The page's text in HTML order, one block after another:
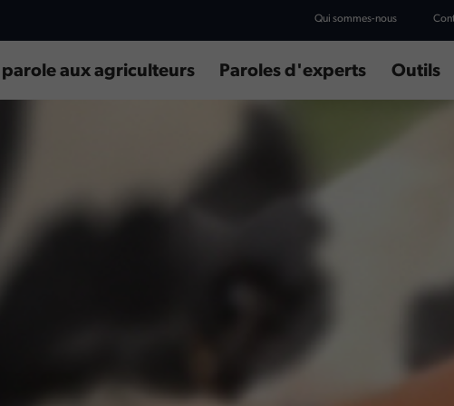
Qui sommes-nous
parole aux agriculteurs Paroles d'experts Outils